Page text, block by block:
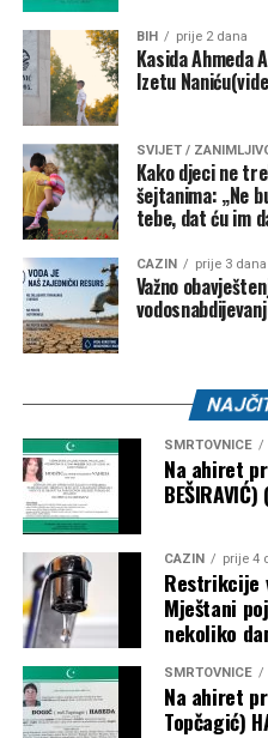
prijavljenim učesnicima da
regatu i uživaju u bogatom
ljepotama rijeke koja je jedan
Bosne i Hercegovine.
Share Post
Share
Tweet
Mail
BIH prije 2 dana
Kasida Ahmeda
Izetu
SVIJET /
Kako djeci ne
šejtanima: „Ne
tebe, dat ću im
CAZIN prije 3 dana
Važno
SMRTOVNICE
Na ahiret
BEŠIRAVIĆ)
CAZIN prije 4
Restrikcije
Mještani
nekoliko
SMRTOVNICE
Na ahiret
Topčagić)